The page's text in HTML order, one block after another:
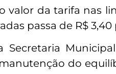
valor da tarifa nas
passa de R$ 3,40
Secretaria
do